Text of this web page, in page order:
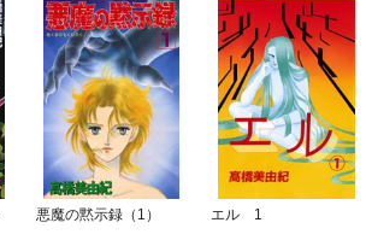
悪魔の黙示録（1） エル 1